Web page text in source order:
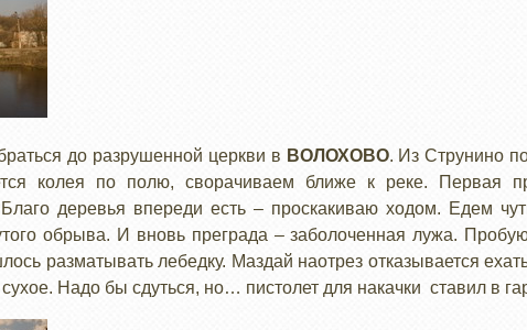
до разрушенной церкви в ВОЛОХОВО. Из Струнино
колея по полю, сворачиваем ближе к реке. Первая
деревья впереди есть – проскакиваю ходом. Едем
обрыва. И вновь преграда – заболоченная лужа.
разматывать лебедку. Маздай наотрез отказывается
Надо бы сдуться, но… пистолет для накачки ставил в